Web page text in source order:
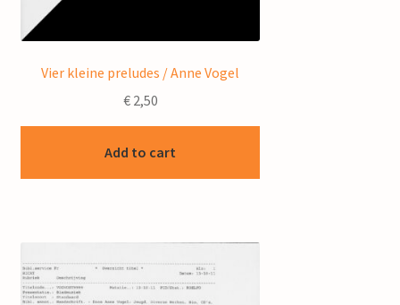
Vier kleine preludes / Anne Vogel
€2,50
Add to cart